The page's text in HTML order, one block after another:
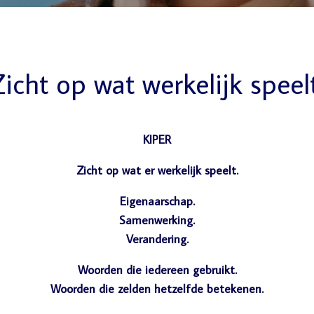
op wat werkelijk
KIPER
Zicht op wat er werkelijk speelt.
Eigenaarschap.
Samenwerking.
Verandering.
Woorden die iedereen gebruikt.
Woorden die zelden hetzelfde betekenen.